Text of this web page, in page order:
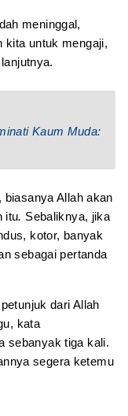
meninggal,
kita untuk mengaji,
Kaum Muda:
Allah akan
itu. Sebaliknya, jika
kotor, banyak
sebagai pertanda
dari Allah
kata
sebanyak tiga kali.
segera ketemu